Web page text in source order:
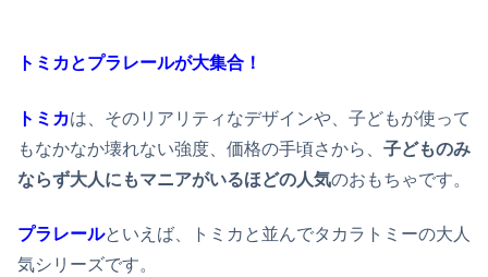
トミカとプラレールが大集合！
トミカは、そのリアリティなデザインや、子どもが使って
もなかなか壊れない強度、価格の手頃さから、 子どものみ
ならず大人にもマニアがいるほどの人気のおもちゃです。
プラレールといえば、トミカと並んでタカラトミーの大人
気シリーズです。